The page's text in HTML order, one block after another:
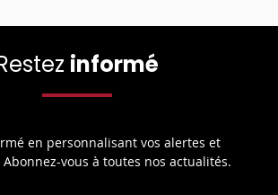
informé
en personnalisant vos alertes et
vous à toutes nos actualités.